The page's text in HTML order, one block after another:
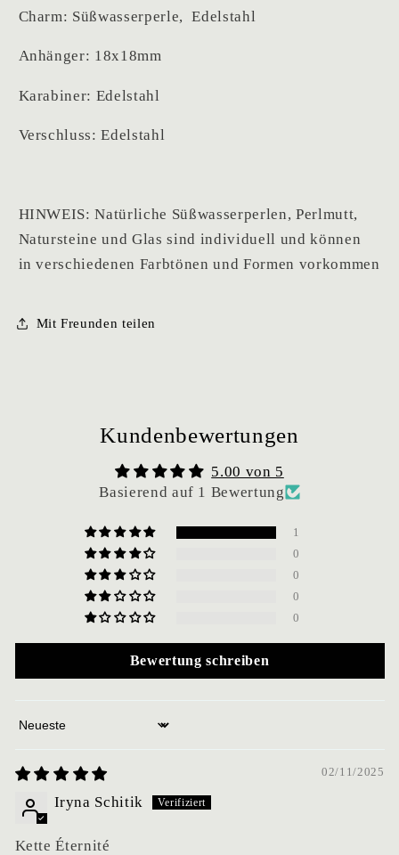
Charm: Süßwasserperle, Edelstahl
Anhänger: 18x18mm
Karabiner: Edelstahl
Verschluss: Edelstahl
HINWEIS: Natürliche Süßwasserperlen, Perlmutt,
Natursteine und Glas sind individuell und können
in verschiedenen Farbtönen und Formen vorkommen
Mit Freunden teilen
Kundenbewertungen
5.00 von 5
Basierend auf 1 Bewertung
1
0
0
0
0
Bewertung schreiben
Sort by
02/11/2025
Iryna Schitik
Kette Éternité